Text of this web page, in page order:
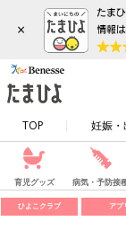
×
TOP 妊娠
育児グッズ 病気・予防接
ひよこクラブ アプ